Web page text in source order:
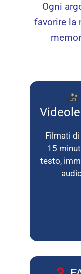
Ogni
favorire la
Filmati
15
testo,